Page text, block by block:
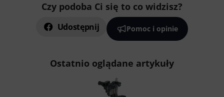
Czy podoba Ci się to co widzisz?
Udostępnij Pomoc i opinie
Ostatnio oglądane artykuły